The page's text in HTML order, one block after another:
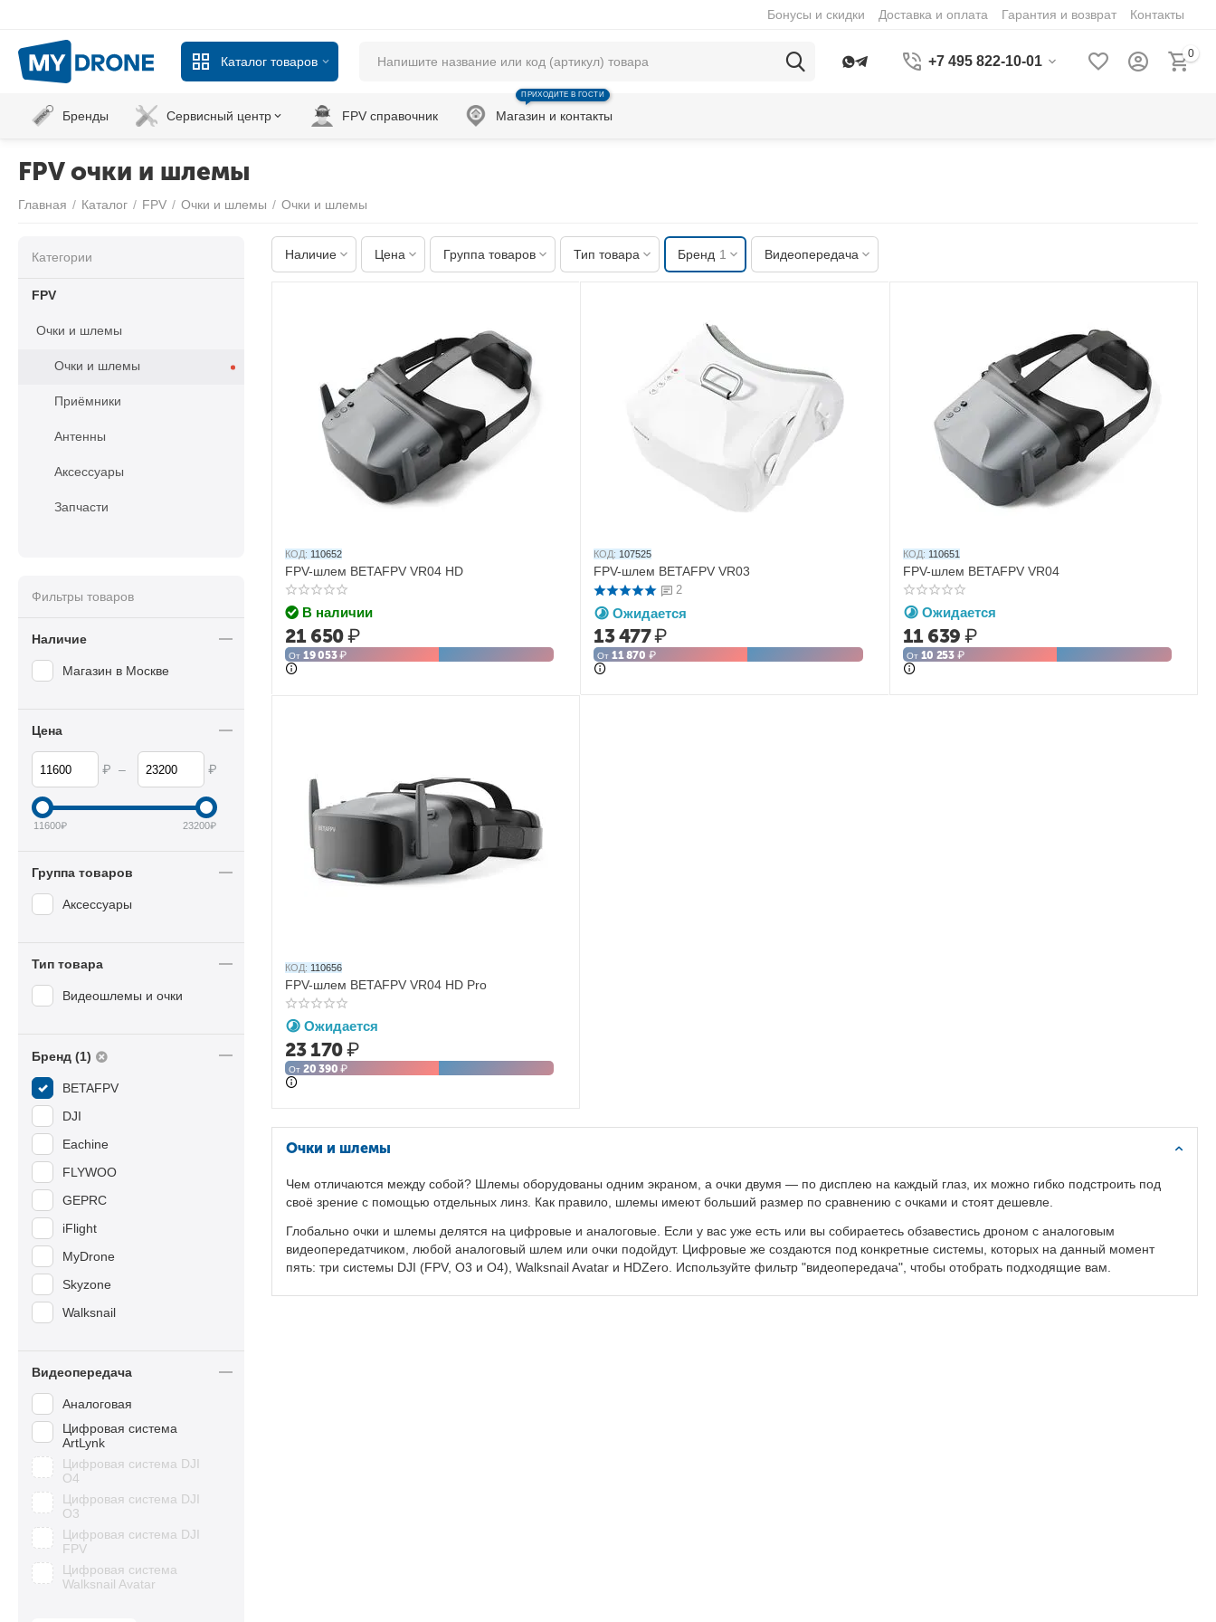
Бонусы и скидки Доставка и оплата Гарантия и возврат Контакты
Каталог товаров +7 495 822-10-01 0
Бренды Сервисный центр FPV справочник Магазин и контакты
ПРИХОДИТЕ В ГОСТИ
FPV очки и шлемы
Главная / Каталог / FPV / Очки и шлемы / Очки и шлемы
Наличие Цена Группа товаров Тип товара Бренд 1 Видеопередача
Очки и шлемы
Чем отличаются между собой? Шлемы оборудованы одним экраном, а очки двумя — по дисплею на каждый глаз, их можно гибко подстроить под
своё зрение с помощью отдельных линз. Как правило, шлемы имеют больший размер по сравнению с очками и стоят дешевле.
Глобально очки и шлемы делятся на цифровые и аналоговые. Если у вас уже есть или вы собираетесь обзавестись дроном с аналоговым
видеопередатчиком, любой аналоговый шлем или очки подойдут. Цифровые же создаются под конкретные системы, которых на данный момент
пять: три системы DJI (FPV, O3 и O4), Walksnail Avatar и HDZero. Используйте фильтр "видеопередача", чтобы отобрать подходящие вам.
КОД: 110652
FPV-шлем BETAFPV VR04 HD
В наличии
21 650₽
От 19 053 ₽
КОД: 107525
FPV-шлем BETAFPV VR03
2
Ожидается
13 477₽
От11 870 ₽
КОД: 110651
FPV-шлем BETAFPV VR04
Ожидается
11 639 ₽
От 10 253 ₽
КОД: 110656
FPV-шлем BETAFPV VR04 HD Pro
Ожидается
23 170₽
От 20 390 ₽
Категории
FPV
Очки и шлемы
Очки и шлемы
Приёмники
Антенны
Аксессуары
Запчасти
Фильтры товаров
Наличие
Магазин в Москве
Цена
₽ – ₽
11600₽ 23200₽
Группа товаров
Аксессуары
Тип товара
Видеошлемы и очки
Бренд (1)
BETAFPV
DJI
Eachine
FLYWOO
GEPRC
iFlight
MyDrone
Skyzone
Walksnail
Видеопередача
Аналоговая
Цифровая система
ArtLynk
Цифровая система DJI
O4
Цифровая система DJI
O3
Цифровая система DJI
FPV
Цифровая система
Walksnail Avatar